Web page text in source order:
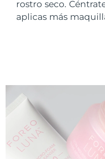
rostro seco.
aplicas más